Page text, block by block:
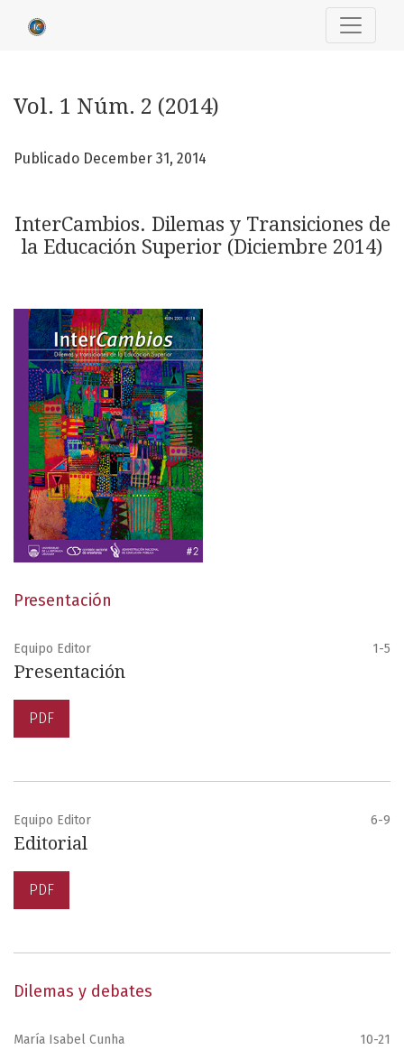
Vol. 1 Núm. 2 (2014): InterCambios. Dilemas y
Vol. 1 Núm. 2 (2014)
Publicado December 31, 2014
InterCambios. Dilemas y Transiciones de
la Educación Superior (Diciembre 2014)
Presentación
Equipo Editor 1-5
Presentación
PDF
Equipo Editor 6-9
Editorial
PDF
Dilemas y debates
María Isabel Cunha 10-21